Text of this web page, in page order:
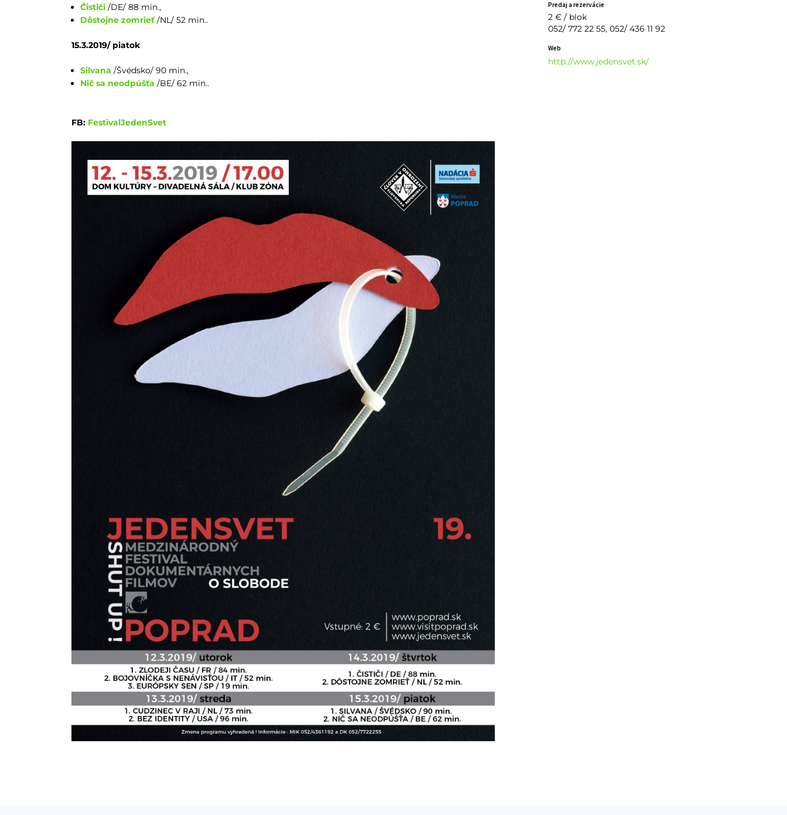
Čističi /DE/ 88 min.,
Dôstojne zomrieť /NL/ 52 min..
15.3.2019/ piatok
Silvana /Švédsko/ 90 min.,
Nič sa neodpúšťa /BE/ 62 min..
FB: FestivalJedenSvet
Predaj a rezervácie
2 € / blok
052/ 772 22 55, 052/ 436 11 92
Web
http://www.jedensvet.sk/